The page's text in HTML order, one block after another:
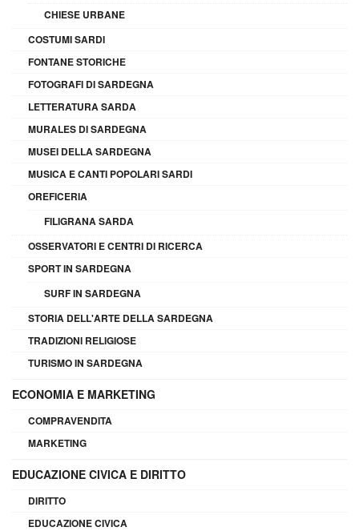
CHIESE URBANE
COSTUMI SARDI
FONTANE STORICHE
FOTOGRAFI DI SARDEGNA
LETTERATURA SARDA
MURALES DI SARDEGNA
MUSEI DELLA SARDEGNA
MUSICA E CANTI POPOLARI SARDI
OREFICERIA
FILIGRANA SARDA
OSSERVATORI E CENTRI DI RICERCA
SPORT IN SARDEGNA
SURF IN SARDEGNA
STORIA DELL'ARTE DELLA SARDEGNA
TRADIZIONI RELIGIOSE
TURISMO IN SARDEGNA
ECONOMIA E MARKETING
COMPRAVENDITA
MARKETING
EDUCAZIONE CIVICA E DIRITTO
DIRITTO
EDUCAZIONE CIVICA